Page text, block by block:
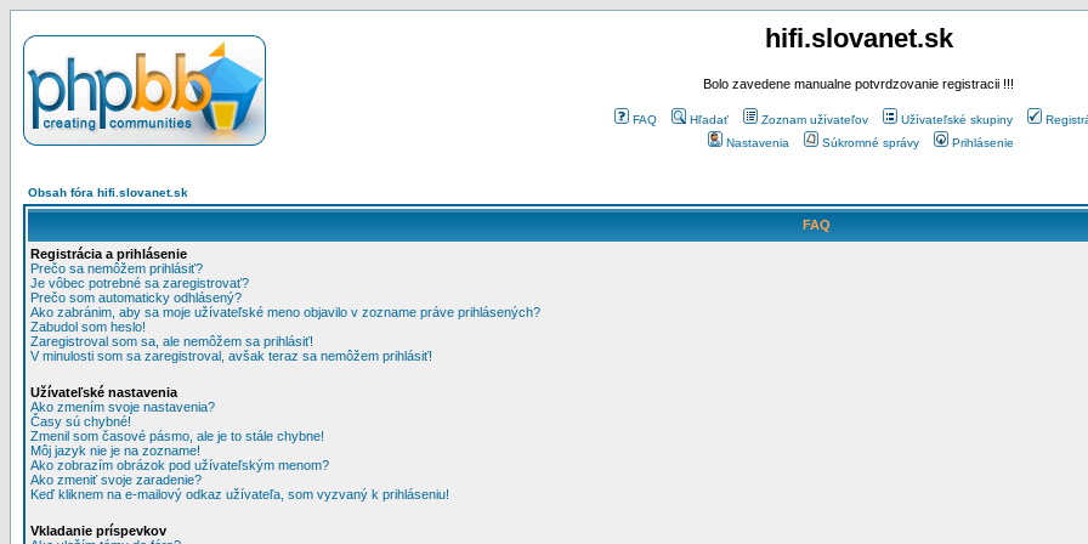
hifi.slovanet.sk
Bolo zavedene manualne potvrdzovanie registracii !!!
FAQ Hľadať Zoznam užívateľov Užívateľské skupiny
Nastavenia
Súkromné správy Prihlásenie
Obsah fóra hifi.slovanet.sk
FAQ
Registrácia a prihlásenie
Prečo sa nemôžem prihlásiť?
Je vôbec potrebné sa zaregistrovať?
Prečo som automaticky odhlásený?
Ako zabránim, aby sa moje užívateľské meno objavilo v zozname práve prihlásených?
Zabudol som heslo!
Zaregistroval som sa, ale nemôžem sa prihlásiť!
V minulosti som sa zaregistroval, avšak teraz sa nemôžem prihlásiť!
Užívateľské nastavenia
Ako zmením svoje nastavenia?
Časy sú chybné!
Zmenil som časové pásmo, ale je to stále chybne!
Môj jazyk nie je na zozname!
Ako zobrazím obrázok pod užívateľským menom?
Ako zmeniť svoje zaradenie?
Keď kliknem na e-mailový odkaz užívateľa, som vyzvaný k prihláseniu!
Vkladanie príspevkov